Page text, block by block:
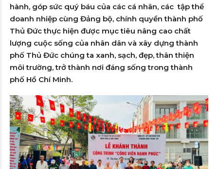
hành, góp sức quý báu của các cá nhân, các tập thể
doanh nhiệp cùng Đảng bộ, chính quyền thành phố
Thủ Đức thực hiện được mục tiêu nâng cao chất
lượng cuộc sống của nhân dân và xây dựng thành
phố Thủ Đức chúng ta xanh, sạch, đẹp, thân thiện
môi trường, trở thành nơi đáng sống trong thành
phố Hồ Chí Minh.